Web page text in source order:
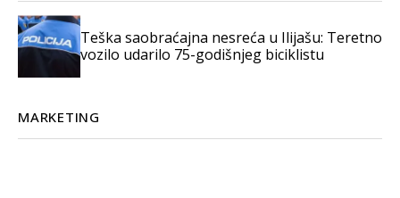
Teška saobraćajna nesreća u Ilijašu: Teretno
vozilo udarilo 75-godišnjeg biciklistu
MARKETING